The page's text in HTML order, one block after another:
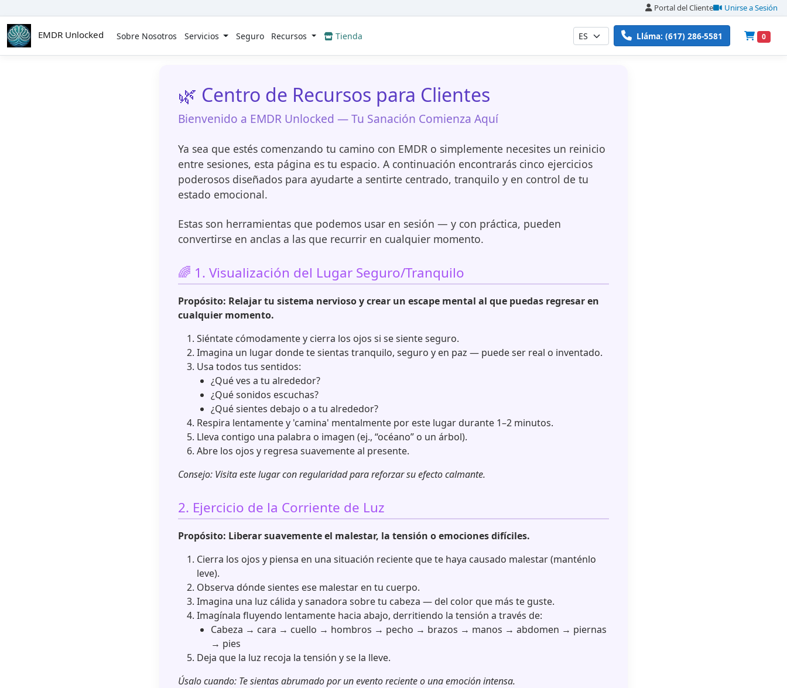
Portal del Cliente Unirse a Sesión
EMDR Unlocked Sobre Nosotros Servicios Seguro Recursos Tienda Lláma: (617) 286-5581 0
🌿 Centro de Recursos para Clientes
Bienvenido a EMDR Unlocked — Tu Sanación Comienza Aquí
Ya sea que estés comenzando tu camino con EMDR o simplemente necesites un reinicio
entre sesiones, esta página es tu espacio. A continuación encontrarás cinco ejercicios
poderosos diseñados para ayudarte a sentirte centrado, tranquilo y en control de tu
estado emocional.
Estas son herramientas que podemos usar en sesión — y con práctica, pueden
convertirse en anclas a las que recurrir en cualquier momento.
🌈 1. Visualización del Lugar Seguro/Tranquilo
Propósito: Relajar tu sistema nervioso y crear un escape mental al que puedas regresar en
cualquier momento.
Siéntate cómodamente y cierra los ojos si se siente seguro.
Imagina un lugar donde te sientas tranquilo, seguro y en paz — puede ser real o inventado.
Usa todos tus sentidos:
¿Qué ves a tu alrededor?
¿Qué sonidos escuchas?
¿Qué sientes debajo o a tu alrededor?
Respira lentamente y 'camina' mentalmente por este lugar durante 1–2 minutos.
Lleva contigo una palabra o imagen (ej., “océano” o un árbol).
Abre los ojos y regresa suavemente al presente.
Consejo: Visita este lugar con regularidad para reforzar su efecto calmante.
2. Ejercicio de la Corriente de Luz
Propósito: Liberar suavemente el malestar, la tensión o emociones difíciles.
Cierra los ojos y piensa en una situación reciente que te haya causado malestar (manténlo
leve).
Observa dónde sientes ese malestar en tu cuerpo.
Imagina una luz cálida y sanadora sobre tu cabeza — del color que más te guste.
Imagínala fluyendo lentamente hacia abajo, derritiendo la tensión a través de:
Cabeza → cara → cuello → hombros → pecho → brazos → manos → abdomen → piernas
→ pies
Deja que la luz recoja la tensión y se la lleve.
Úsalo cuando: Te sientas abrumado por un evento reciente o una emoción intensa.